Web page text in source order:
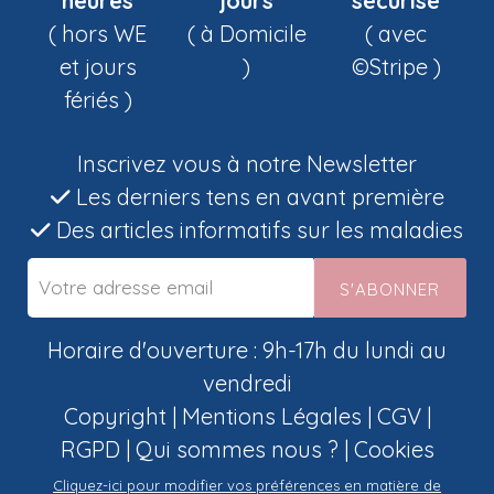
( hors WE
et jours
fériés )
( à Domicile
)
( avec
©Stripe )
Inscrivez vous à notre Newsletter
Les derniers tens en avant première
Des articles informatifs sur les maladies
S'ABONNER
Horaire d'ouverture : 9h-17h du lundi au
vendredi
Copyright | Mentions Légales CGV|
RGPD Qui sommes nous ? Cookies
Cliquez-ici pour modifier vos préférences en matière de